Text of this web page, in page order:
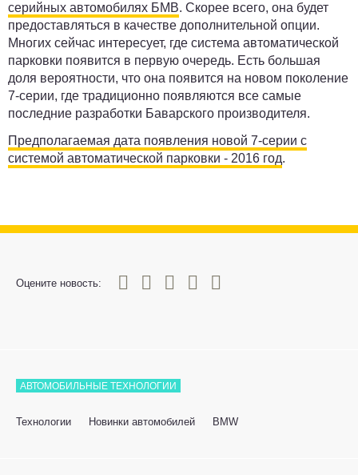
серийных автомобилях БМВ. Скорее всего, она будет
предоставляться в качестве дополнительной опции.
Многих сейчас интересует, где система автоматической
парковки появится в первую очередь. Есть большая
доля вероятности, что она появится на новом поколение
7-серии, где традиционно появляются все самые
последние разработки Баварского производителя.
Предполагаемая дата появления новой 7-серии с
системой автоматической парковки - 2016 год.
Оцените новость:
0
1 3 4 5
АВТОМОБИЛЬНЫЕ ТЕХНОЛОГИИ
Технологии Новинки автомобилей BMW